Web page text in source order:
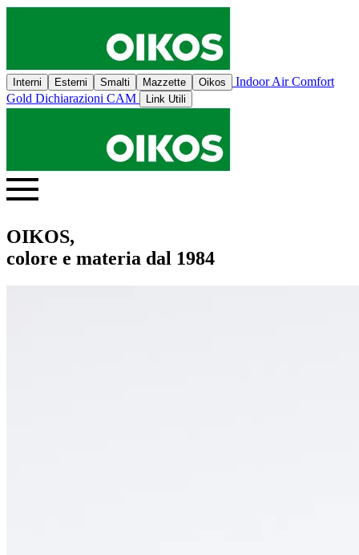
Interni Esterni Smalti Mazzette Oikos
Indoor Air Comfort
Gold Dichiarazioni CAM Link Utili
OIKOS,
colore e materia dal 1984